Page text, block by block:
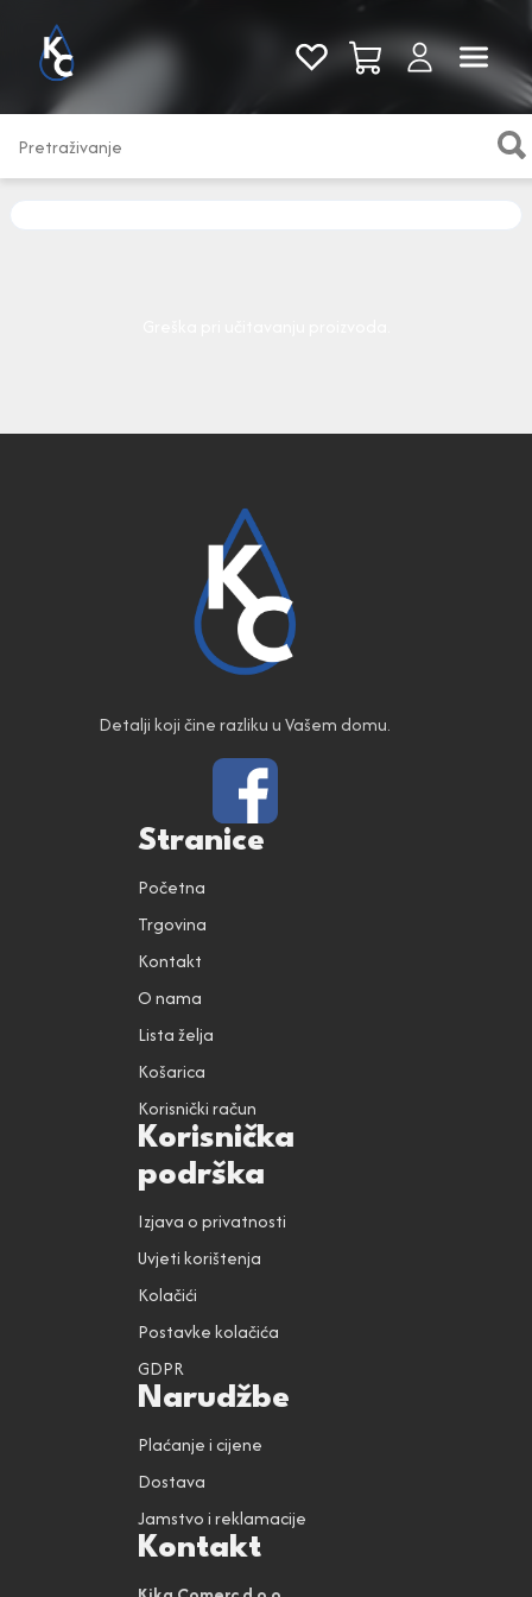
Pogledaj sve
Detalji koji čine razliku u Vašem domu.
Stranice
Početna
Trgovina
Kontakt
O nama
Lista želja
Košarica
Korisnički račun
Korisnička
podrška
Izjava o privatnosti
Uvjeti korištenja
Kolačići
Postavke kolačića
GDPR
Narudžbe
Plaćanje i cijene
Dostava
Jamstvo i reklamacije
Kontakt